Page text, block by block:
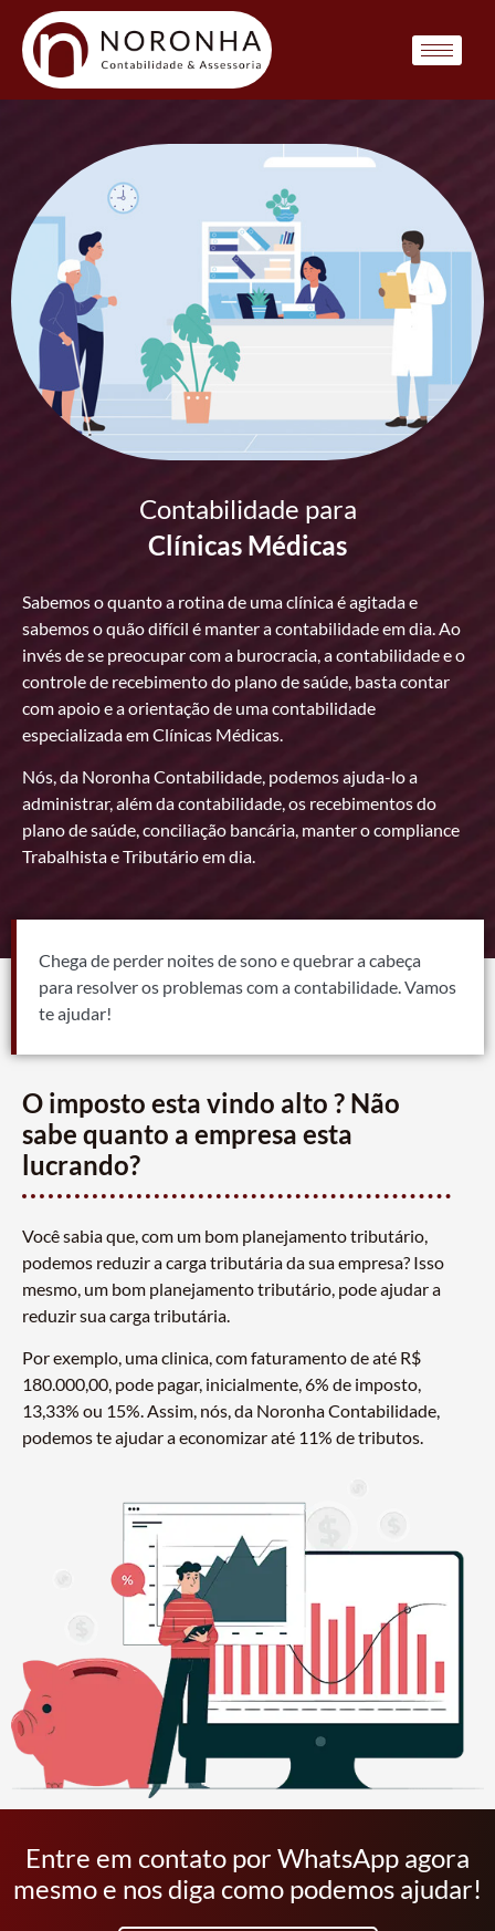
Contabilidade para
Clínicas Médicas
Sabemos o quanto a rotina de uma clínica é agitada e
sabemos o quão difícil é manter a contabilidade em dia. Ao
invés de se preocupar com a burocracia, a contabilidade e o
controle de recebimento do plano de saúde, basta contar
com apoio e a orientação de uma contabilidade
especializada em Clínicas Médicas.
Nós, da Noronha Contabilidade, podemos ajuda-lo a
administrar, além da contabilidade, os recebimentos do
plano de saúde, conciliação bancária, manter o compliance
Trabalhista e Tributário em dia.
Chega de perder noites de sono e quebrar a cabeça
para resolver os problemas com a contabilidade. Vamos
te ajudar!
O imposto esta vindo alto ? Não
sabe quanto a empresa esta
lucrando?
Você sabia que, com um bom planejamento tributário,
podemos reduzir a carga tributária da sua empresa? Isso
mesmo, um bom planejamento tributário, pode ajudar a
reduzir sua carga tributária.
Por exemplo, uma clinica, com faturamento de até R$
180.000,00, pode pagar, inicialmente, 6% de imposto,
13,33% ou 15%. Assim, nós, da Noronha Contabilidade,
podemos te ajudar a economizar até 11% de tributos.
Entre em contato por WhatsApp agora
mesmo e nos diga como podemos ajudar!